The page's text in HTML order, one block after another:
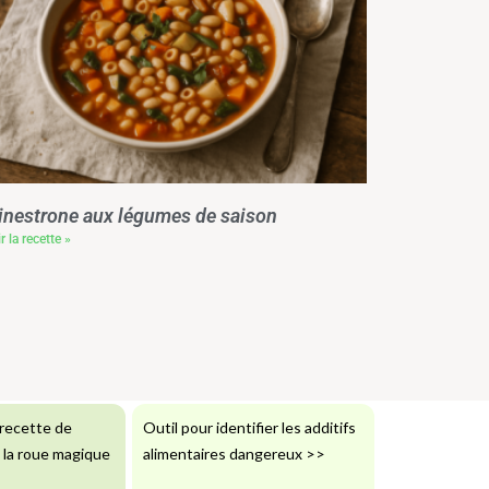
aux légumes de saison
la recette »
de
roue magique
Outil pour identifier les additifs
alimentaires dangereux >>